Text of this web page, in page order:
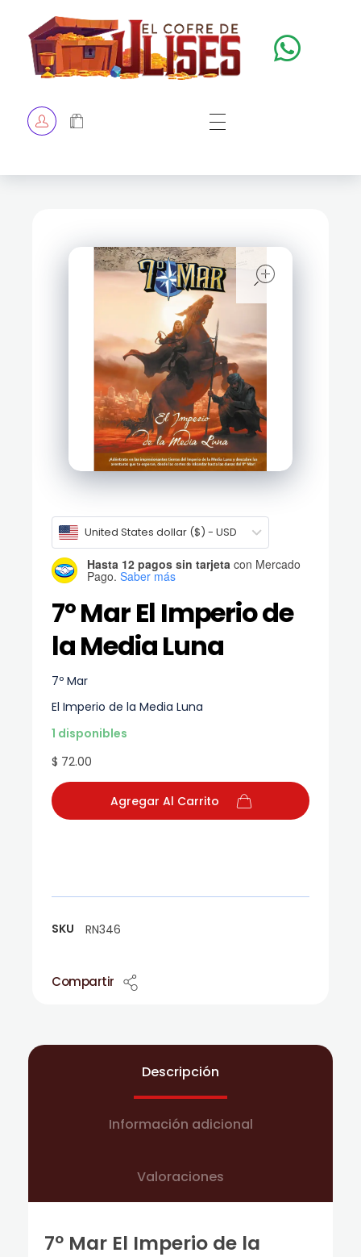
TIENDA
7º Mar El Imperio de
la Media Luna
$ 72.00
United States dollar ($) - USD
7º Mar
El Imperio de la Media Luna
1 disponibles
Hasta 12 pagos sin tarjeta con Mercado
Pago. Saber más
Agregar Al Carrito
Compartir
SKU RN346
Descripción
Información adicional
Valoraciones
7º Mar El Imperio de la